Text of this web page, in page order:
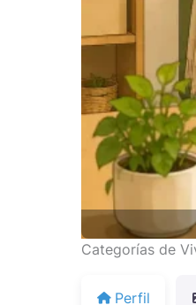
Categorías de
Perfil